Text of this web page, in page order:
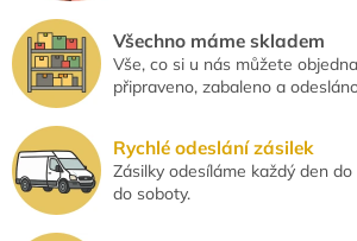
k
y
v
ý
i
s
Všechno máme skladem
Vše, co si u nás můžete
připraveno, zabaleno a
Rychlé odeslání zásilek
Zásilky odesíláme každý den
do soboty.